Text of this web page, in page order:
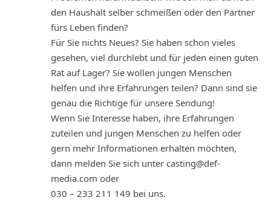
den Haushalt selber schmeißen oder den Partner
fürs Leben finden?
Für Sie nichts Neues? Sie haben schon vieles
gesehen, viel durchlebt und für jeden einen guten
Rat auf Lager? Sie wollen jungen Menschen
helfen und ihre Erfahrungen teilen? Dann sind sie
genau die Richtige für unsere Sendung!
Wenn Sie Interesse haben, ihre Erfahrungen
zuteilen und jungen Menschen zu helfen oder
gern mehr Informationen erhalten möchten,
dann melden Sie sich unter casting@def-
media.com oder
030 – 233 211 149 bei uns.